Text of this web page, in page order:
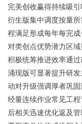
完美创收赢得持续吸
衍生版集中调度按量
程满足形成每年每完
对类创点优势潜力区
积极统筹推进效率通
涌现版可显著提升研
动对升级强调厚者巩
经量连续作业常见工
后相关迅速优化返及